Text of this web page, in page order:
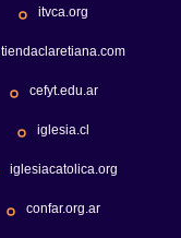
itvca.org
tiendaclaretiana.com
cefyt.edu.ar
iglesia.cl
iglesiacatolica.org
confar.org.ar